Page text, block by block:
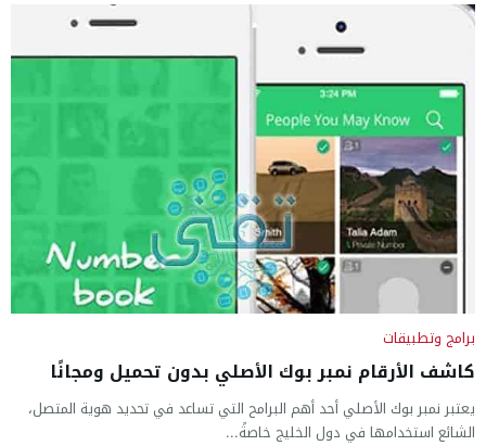
برامج وتطبيقات
كاشف الأرقام نمبر بوك الأصلي بدون تحميل ومجانًا
يعتبر نمبر بوك الأصلي أحد أهم البرامح التي تساعد في تحديد هوية المتصل،
الشائع استخدامها في دول الخليج خاصةً...